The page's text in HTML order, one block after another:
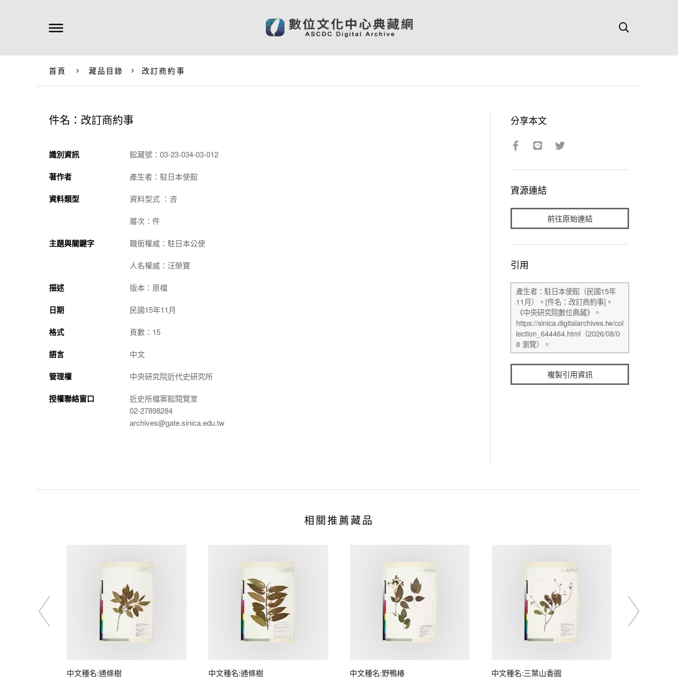
首頁 藏品目錄 改訂商約事
件名：改訂商約事
識別資訊 館藏號：03-23-034-03-012
著作者 產生者：駐日本使館
資料類型 資料型式 ：咨
層次：件
主題與關鍵字 職銜權威：駐日本公使
人名權威：汪榮寶
描述 版本：原檔
日期 民國15年11月
格式 頁數：15
語言 中文
管理權 中央研究院近代史研究所
授權聯絡窗口
近史所檔案館閱覽室
02-27898284
archives@gate.sinica.edu.tw
分享本文
資源連結
前往原始連結
引用
複製引用資訊
相關推薦藏品
中文種名:通條樹 中文種名:通條樹 中文種名:野鴨椿 中文種名:三葉山香圓